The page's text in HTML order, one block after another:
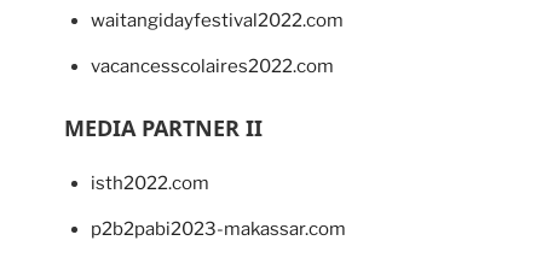
waitangidayfestival2022.com
vacancesscolaires2022.com
MEDIA PARTNER II
isth2022.com
p2b2pabi2023-makassar.com